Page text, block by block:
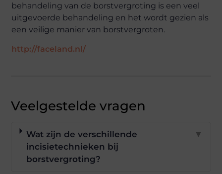
behandeling van de borstvergroting is een veel
uitgevoerde behandeling en het wordt gezien als
een veilige manier van borstvergroten.
http://faceland.nl/
Veelgestelde vragen
Wat zijn de verschillende
incisietechnieken bij
borstvergroting?
▼